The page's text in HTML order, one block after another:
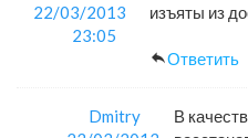
22/03/2013
23:05
изъяты из
Ответить
Dmitry
В